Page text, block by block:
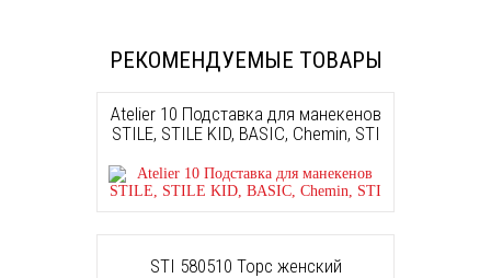
РЕКОМЕНДУЕМЫЕ ТОВАРЫ
Atelier 10 Подставка для манекенов
STILE, STILE KID, BASIC, Chemin, STI
STI 580510 Торс женский